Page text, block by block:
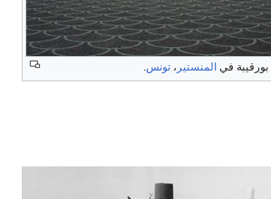
بورقيبة في المنستير ، تونس